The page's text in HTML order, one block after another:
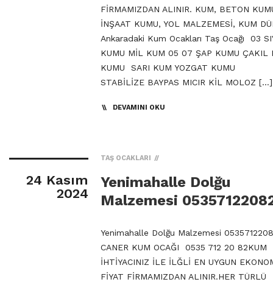
FİRMAMIZDAN ALINIR. KUM, BETON
İNŞAAT KUMU, YOL MALZEMESİ, KUM
Ankaradaki Kum Ocakları Taş Ocağı 03
KUMU MİL KUM 05 07 ŞAP KUMU ÇAKIL
KUMU SARI KUM YOZGAT KUMU
STABİLİZE BAYPAS MICIR KİL MOLOZ […]
DEVAMINI OKU
24 Kasım
2024
TAŞ OCAKLARI
Yenimahalle Dolğu
Malzemesi
Yenimahalle Dolğu Malzemesi
CANER KUM OCAĞI 0535 712 20 82KUM
İHTİYACINIZ İLE İLĞLİ EN UYGUN
FİYAT FİRMAMIZDAN ALINIR.HER TÜRLÜ